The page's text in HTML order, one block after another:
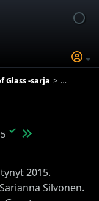
Glass -sarja Varjojen
✓
2015.
Silvonen.